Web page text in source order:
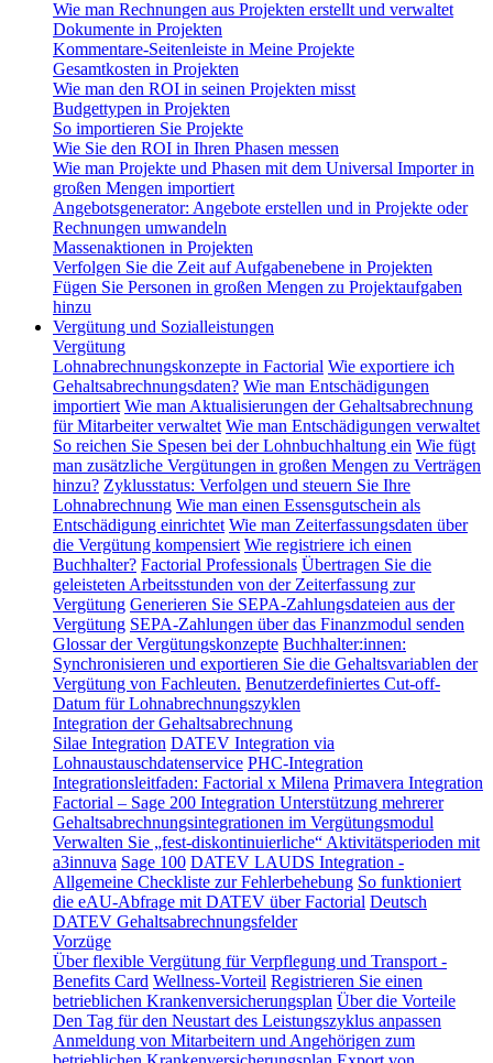
Wie man Rechnungen aus Projekten erstellt und verwaltet
Dokumente in Projekten
Kommentare-Seitenleiste in Meine Projekte
Gesamtkosten in Projekten
Wie man den ROI in seinen Projekten misst
Budgettypen in Projekten
So importieren Sie Projekte
Wie Sie den ROI in Ihren Phasen messen
Wie man Projekte und Phasen mit dem Universal Importer in
großen Mengen importiert
Angebotsgenerator: Angebote erstellen und in Projekte oder
Rechnungen umwandeln
Massenaktionen in Projekten
Verfolgen Sie die Zeit auf Aufgabenebene in Projekten
Fügen Sie Personen in großen Mengen zu Projektaufgaben
hinzu
Vergütung und Sozialleistungen
Vergütung
Lohnabrechnungskonzepte in Factorial Wie exportiere ich
Gehaltsabrechnungsdaten? Wie man Entschädigungen
importiert Wie man Aktualisierungen der Gehaltsabrechnung
für Mitarbeiter verwaltet Wie man Entschädigungen verwaltet
So reichen Sie Spesen bei der Lohnbuchhaltung ein Wie fügt
man zusätzliche Vergütungen in großen Mengen zu Verträgen
hinzu? Zyklusstatus: Verfolgen und steuern Sie Ihre
Lohnabrechnung Wie man einen Essensgutschein als
Entschädigung einrichtet Wie man Zeiterfassungsdaten über
die Vergütung kompensiert Wie registriere ich einen
Buchhalter? Factorial Professionals Übertragen Sie die
geleisteten Arbeitsstunden von der Zeiterfassung zur
Vergütung Generieren Sie SEPA-Zahlungsdateien aus der
Vergütung SEPA-Zahlungen über das Finanzmodul senden
Glossar der Vergütungskonzepte Buchhalter:innen:
Synchronisieren und exportieren Sie die Gehaltsvariablen der
Vergütung von Fachleuten. Benutzerdefiniertes Cut-off-
Datum für Lohnabrechnungszyklen
Integration der Gehaltsabrechnung
Silae Integration DATEV Integration via
Lohnaustauschdatenservice PHC-Integration
Integrationsleitfaden: Factorial x Milena Primavera Integration
Factorial – Sage 200 Integration Unterstützung mehrerer
Gehaltsabrechnungsintegrationen im Vergütungsmodul
Verwalten Sie „fest-diskontinuierliche“ Aktivitätsperioden mit
a3innuva Sage 100 DATEV LAUDS Integration -
Allgemeine Checkliste zur Fehlerbehebung So funktioniert
die eAU-Abfrage mit DATEV über Factorial Deutsch
DATEV Gehaltsabrechnungsfelder
Vorzüge
Über flexible Vergütung für Verpflegung und Transport -
Benefits Card Wellness-Vorteil Registrieren Sie einen
betrieblichen Krankenversicherungsplan Über die Vorteile
Den Tag für den Neustart des Leistungszyklus anpassen
Anmeldung von Mitarbeitern und Angehörigen zum